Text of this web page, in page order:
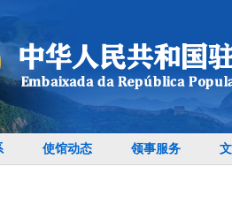
使馆动态 领事服务